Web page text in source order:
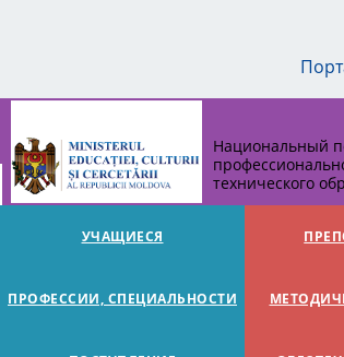
Национальный
технического
УЧАЩИЕСЯ
ПРОФЕССИИ, СПЕЦИАЛЬНОСТИ